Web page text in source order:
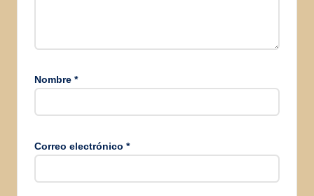
Nombre *
Correo electrónico *